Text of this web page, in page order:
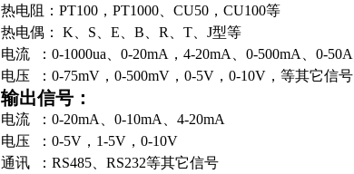
热电阻： PT100，PT1000、 CU50，CU100等
热电偶：
K、S、E、B、R、T、J型等
电流 ：0-1000ua、0-20mA，4-20mA、0-500mA、0-50A
电压 ：0-75mV，0-500mV，0-5V，0-10V， 等其它信号
输出信号：
电流 ： 0-20mA 0-10mA
4-20mA
电压 ：0-5V，1-5V，0-10V
通讯 ：RS485、RS232等其它信号